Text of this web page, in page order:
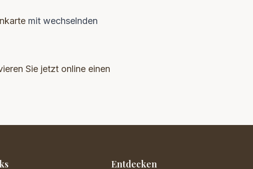
mit wechselnden
Sie jetzt online einen
Entdecken